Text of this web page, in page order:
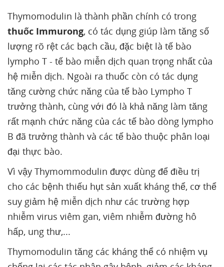
Thymomodulin là thành phần chính có trong
thuốc Immurong, có tác dụng giúp làm tăng số
lượng rõ rệt các bạch cầu, đặc biệt là tế bào
lympho T - tế bào miễn dịch quan trọng nhất của
hệ miễn dịch. Ngoài ra thuốc còn có tác dụng
tăng cường chức năng của tế bào Lympho T
trưởng thành, cùng với đó là khả năng làm tăng
rất mạnh chức năng của các tế bào dòng lympho
B đã trưởng thành và các tế bào thuộc phân loại
đại thực bào.
Vì vậy Thymommodulin được dùng để điều trị
cho các bệnh thiếu hụt sản xuất kháng thể, cơ thể
suy giảm hệ miễn dịch như các trường hợp
nhiễm virus viêm gan, viêm nhiễm đường hô
hấp, ung thư,...
Thymomodulin tăng các kháng thể có nhiệm vụ